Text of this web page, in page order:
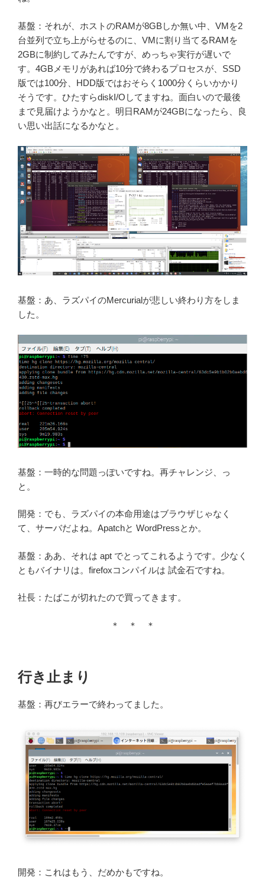
基盤：それが、ホストのRAMが8GBしか無い中、VMを2
台並列で立ち上がらせるのに、VMに割り当てるRAMを
2GBに制約してみたんですが、めっちゃ実行が遅いで
す。4GBメモリがあれば10分で終わるプロセスが、SSD
版では100分、HDD版ではおそらく1000分くらいかかり
そうです。ひたすらdiskI/Oしてますね。面白いので最後
まで見届けようかなと。明日RAMが24GBになったら、良
い思い出話になるかなと。
基盤：あ、ラズパイのMercurialが悲しい終わり方をしま
した。
基盤：一時的な問題っぽいですね。再チャレンジ、っ
と。
開発：でも、ラズパイの本命用途はブラウザじゃなく
て、サーバだよね。Apatchと WordPressとか。
基盤：ああ、それは apt でとってこれるようです。少なく
ともバイナリは。firefoxコンパイルは 試金石ですね。
社長：たばこが切れたので買ってきます。
＊ ＊ ＊
行き止まり
基盤：再びエラーで終わってました。
開発：これはもう、だめかもですね。